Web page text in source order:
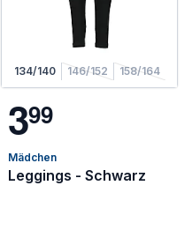
134/140 146/152 158/164
399
Mädchen
Leggings - Schwarz